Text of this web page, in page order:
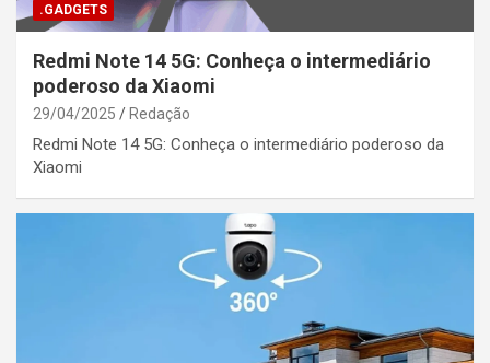
.GADGETS
Redmi Note 14 5G: Conheça o intermediário
poderoso da Xiaomi
29/04/2025 Redação
Redmi Note 14 5G: Conheça o intermediário poderoso da
Xiaomi